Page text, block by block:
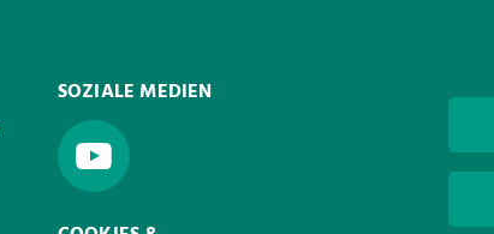
SOZIALE MEDIEN